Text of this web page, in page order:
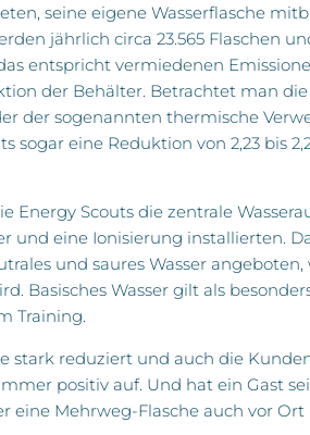
seine eigene Wasserflasche
jährlich circa 23.565 Flaschen
entspricht vermiedenen
der Behälter. Betrachtet man
der sogenannten thermische
sogar eine Reduktion von 2,23 bis
Energy Scouts die zentrale
und eine Ionisierung installierten.
und saures Wasser angeboten,
Basisches Wasser gilt als
Training.
stark reduziert und auch die
positiv auf. Und hat ein Gast
eine Mehrweg-Flasche auch vor